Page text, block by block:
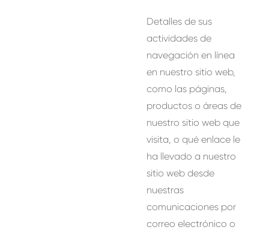
Detalles de sus
actividades de
navegación en línea
en nuestro sitio web,
como las páginas,
productos o áreas de
nuestro sitio web que
visita, o qué enlace le
ha llevado a nuestro
sitio web desde
nuestras
comunicaciones por
correo electrónico o